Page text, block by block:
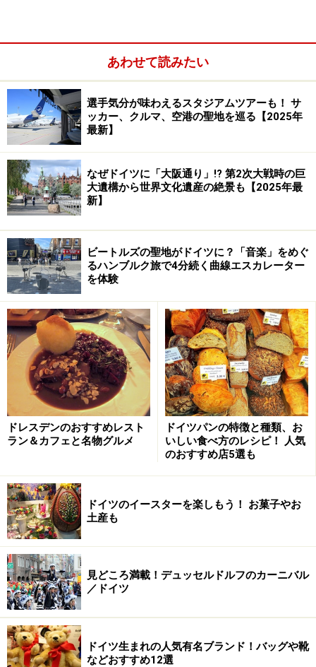
ジェリーフィッシュが選んだ場所は、多くのシーフード
レストランが店を構える港の近くではなくて、ハンブル
クのオルタナティブエリアといわれるシャンツェン地
区。個性的なカフェやショップが集まる人気エリアです
が、ハンブルクのシーフードレストランにつきものの、
港の景色はありません。ジェリーフィッシュは料理で勝
負する店。ここでは、今までにないアーティスティック
な魚料理を堪能することができます。
素材を生かしたクリエイティブな魚料理
素材の旨みを最大限にいかしつつ盛り付けも美しいアートの
ような一皿。（C）Jellyfish
ジェリーフィッシュのメニューは、その日に仕入れた素
材によって決まります。魚は必ず丸ごと仕入れ、店で捌
くので鮮度は抜群。素材の良さを最大限にいかして、
様々なクリエイションが生み出されていきます。
あわせて読みたい
選手気分が味わえるスタジアムツアーも！ サ
ッカー、クルマ、空港の聖地を巡る【2025年
最新】
なぜドイツに「大阪通り」!? 第2次大戦時の巨
大遺構から世界文化遺産の絶景も【2025年最
新】
ビートルズの聖地がドイツに？「音楽」をめぐ
るハンブルク旅で4分続く曲線エスカレーター
を体験
ドレスデンのおすすめレスト
ラン＆カフェと名物グルメ
ドイツパンの特徴と種類、お
いしい食べ方のレシピ！ 人気
のおすすめ店5選も
ドイツのイースターを楽しもう！ お菓子やお
土産も
見どころ満載！デュッセルドルフのカーニバル
／ドイツ
ドイツ生まれの人気有名ブランド！バッグや靴
などおすすめ12選